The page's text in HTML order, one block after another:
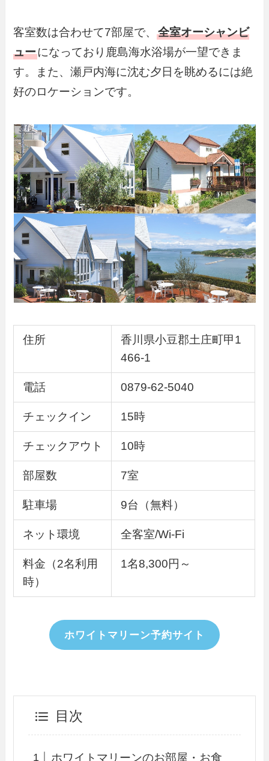
客室数は合わせて7部屋で、全室オーシャンビ
ューになっており鹿島海水浴場が一望できま
す。また、瀬戸内海に沈む夕日を眺めるには絶
好のロケーションです。
住所
香川県小豆郡土庄町甲1
466-1
電話 0879-62-5040
チェックイン 15時
チェックアウト 10時
部屋数 7室
駐車場 9台（無料）
ネット環境 全客室/Wi-Fi
料金（2名利用
時）
1名8,300円～
ホワイトマリーン予約サイト
目次
ホワイトマリーンのお部屋・お食